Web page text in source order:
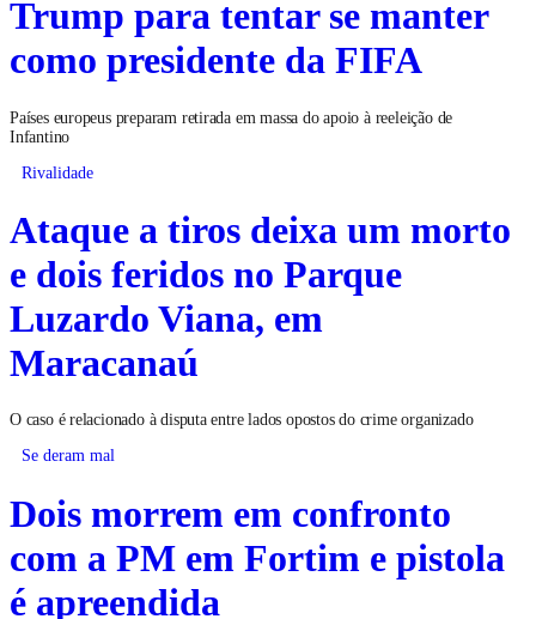
Trump para tentar se manter
como presidente da FIFA
Países europeus preparam retirada em massa do apoio à reeleição de
Infantino
Rivalidade
Ataque a tiros deixa um morto
e dois feridos no Parque
Luzardo Viana, em
Maracanaú
O caso é relacionado à disputa entre lados opostos do crime organizado
Se deram mal
Dois morrem em confronto
com a PM em Fortim e pistola
é apreendida